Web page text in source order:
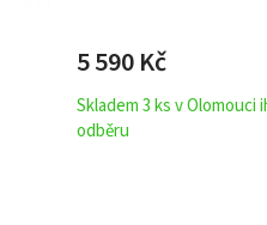
5 590Kč
Skladem 3 ks v Olomouci
odběru